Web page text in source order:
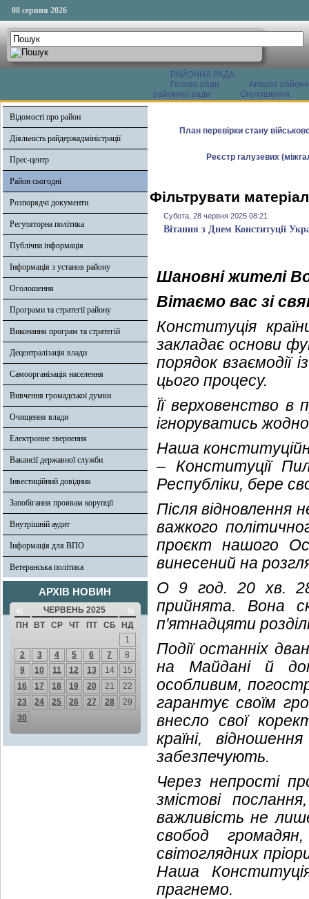
08 серпня 2026
РАЙОННА РАДА
Голова ради
Апарат
районної ради
Оголошення
Відомості про район
Діяльність райдержадміністрації
Прес-центр
Район сьогодні
Розпорядчі документи
Регуляторна політика
Публічна інформація
Інформація з установ району
Оголошення
Програми та стратегії району
Виконання програм та стратегій
Децентралізація влади
Самоорганізація населення
Вивчення громадської думки
Очищення влади
Електронне звернення
Вакансії державної служби
Інвестиційний довідник
Запобігання проявам корупції
Внутрішній аудит
Інформація для ВПО
Ветеранська політика
АРХІВ НОВИН
« ЧЕРВЕНЬ 2025 »
ПН ВТ СР ЧТ ПТ СБ
НД
1
2
3 4 5 6 7
8
9
10 11 12 13 14
15
16
17 18 19 20 21
22
23
24 25 26 27 28
29
30
План перевірки стану
Реєстр галузевих
Фільтрувати
Субота, 28 червня 2025 08:21
Вітання з Днем Конституції
Шановні жителі
Вітаємо вас зі
Конституція
закладає основи
порядок взаємодії
цього процесу.
Її верховенство
ігноруватись
Наша
– Конституції
Республіки, бере
Після відновлення
важкого
проєкт нашого
винесений на
О 9 год. 20 хв. 28
прийнята. Вона
п'ятнадцяти
Події останніх
на Майдані й
особливим,
гарантує своїм
внесло свої
країні,
забезпечують.
Через непрості
змістові
важливість не
свобод
світоглядних
Наша
прагнемо.